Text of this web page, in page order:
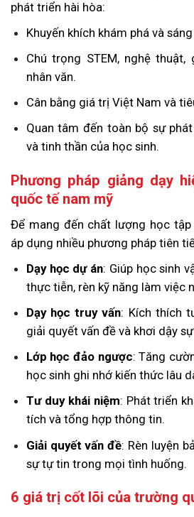
phát triển hài hòa:
Khuyến khích khám phá và
Chú trọng STEM, nghệ
nhân văn.
Cân bằng giá trị Việt Nam và
Quan tâm đến toàn bộ sự
và tinh thần của học sinh.
Phương pháp giảng dạy
quốc tế nam mỹ
Để mang đến chất lượng học
áp dụng nhiều phương pháp tiên
Dạy học dự án: Giúp học sinh
thực tiễn, rèn kỹ năng làm việc
Dạy học truy vấn: Kích thích
giải quyết vấn đề và khơi dậy
Lớp học đảo ngược: Tăng
học sinh ghi nhớ kiến thức lâu
Tư duy khái niệm: Phát triển
tích và tổng hợp thông tin.
Giải quyết vấn đề: Rèn luyện
sự tự tin trong mọi tình huống.
6 giá trị cốt lõi của trường